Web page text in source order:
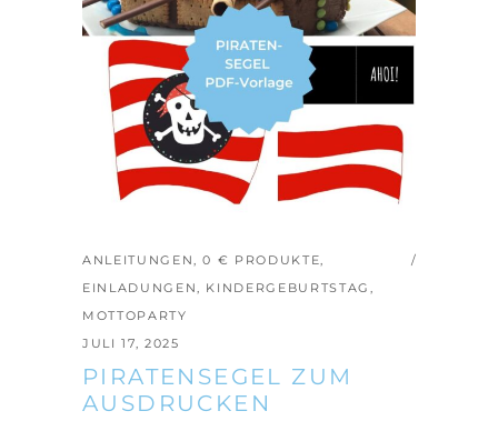
ANLEITUNGEN,0 € PRODUKTE,
EINLADUNGEN, KINDERGEBURTSTAG ,
MOTTOPARTY
JULI 17, 2025
PIRATENSEGEL ZUM
AUSDRUCKEN